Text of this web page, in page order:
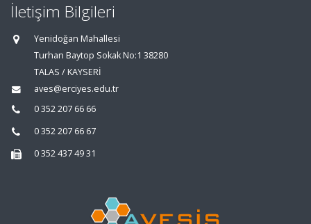
İletişim Bilgileri
Yenidoğan Mahallesi
Turhan Baytop Sokak No:1 38280
TALAS / KAYSERİ
aves@erciyes.edu.tr
0 352 207 66 66
0 352 207 66 67
0 352 437 49 31